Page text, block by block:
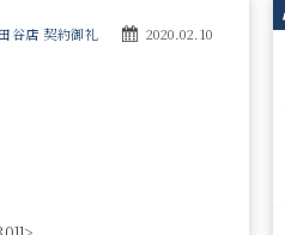
2020.02.10
谷店 契約御礼